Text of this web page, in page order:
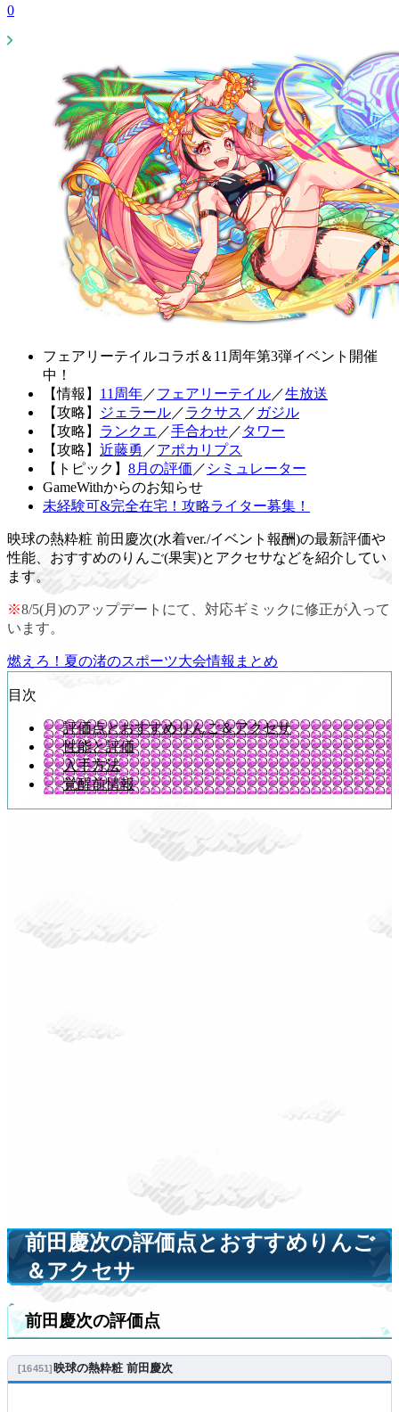
0
フェアリーテイルコラボ＆11周年第3弾イベント開催
中！
【情報】 11周年／フェアリーテイル／生放送
【攻略】
ジェラール／ラクサス ／ ガジル
【攻略】 ランクエ ／手合わせ／ タワー
【攻略】 近藤勇 ／アポカリプス
【トピック】 8月の評価 ／ シミュレーター
GameWithからのお知らせ
未経験可&完全在宅！攻略ライター募集！
映球の熱粋粧 前田慶次(水着ver./イベント報酬)の最新評価や
性能、おすすめのりんご(果実)とアクセサなどを紹介してい
ます。
※8/5(月)のアップデートにて、対応ギミックに修正が入って
います。
燃えろ！夏の渚のスポーツ大会情報まとめ
目次
評価点とおすすめりんご＆アクセサ
性能と評価
入手方法
覚醒前情報
前田慶次の評価点とおすすめりんご
＆アクセサ
前田慶次の評価点
16451 映球の熱粋粧 前田慶次